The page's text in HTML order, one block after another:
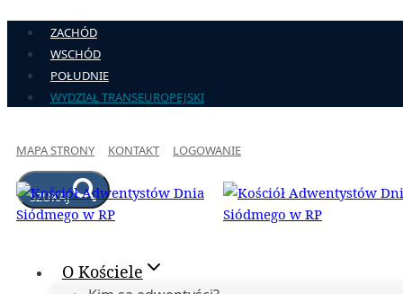
Przejdź
treści
ZACHÓD
WSCHÓD
POŁUDNIE
WYDZIAŁ TRANSEUROPEJSKI
MAPA STRONY KONTAKT LOGOWANIE
SZUKAJ
O Kościele